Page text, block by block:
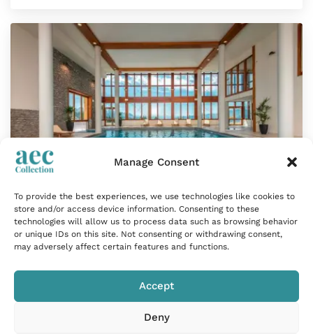
Manage Consent
To provide the best experiences, we use technologies like cookies to
store and/or access device information. Consenting to these
technologies will allow us to process data such as browsing behavior
or unique IDs on this site. Not consenting or withdrawing consent,
may adversely affect certain features and functions.
Accept
Deny
Appartement ski aux pieds avec piscine
Bourg-Saint-Maurice, France
78m²| 6 Personnes| 3 Chambres